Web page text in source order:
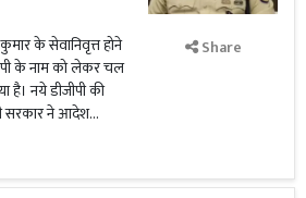
के सेवानिवृत्त होने
के नाम को लेकर चल
है। नये डीजीपी की
सरकार ने आदेश...
Share